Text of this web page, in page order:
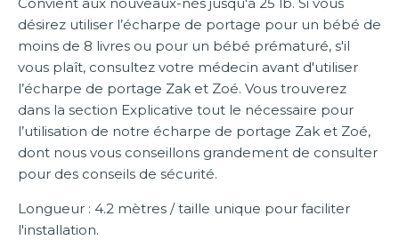
désirez utiliser l’écharpe de portage pour un bébé de
moins de 8 livres ou pour un bébé prématuré, s'il
vous plaît, consultez votre médecin avant d'utiliser
l’écharpe de portage Zak et Zoé. Vous trouverez
dans la section Explicative tout le nécessaire pour
l’utilisation de notre écharpe de portage Zak et Zoé,
dont nous vous conseillons grandement de consulter
pour des conseils de sécurité.
Longueur : 4.2 mètres / taille unique pour faciliter
l'installation.